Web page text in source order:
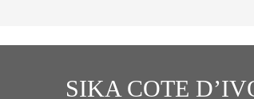
SIKA COTE